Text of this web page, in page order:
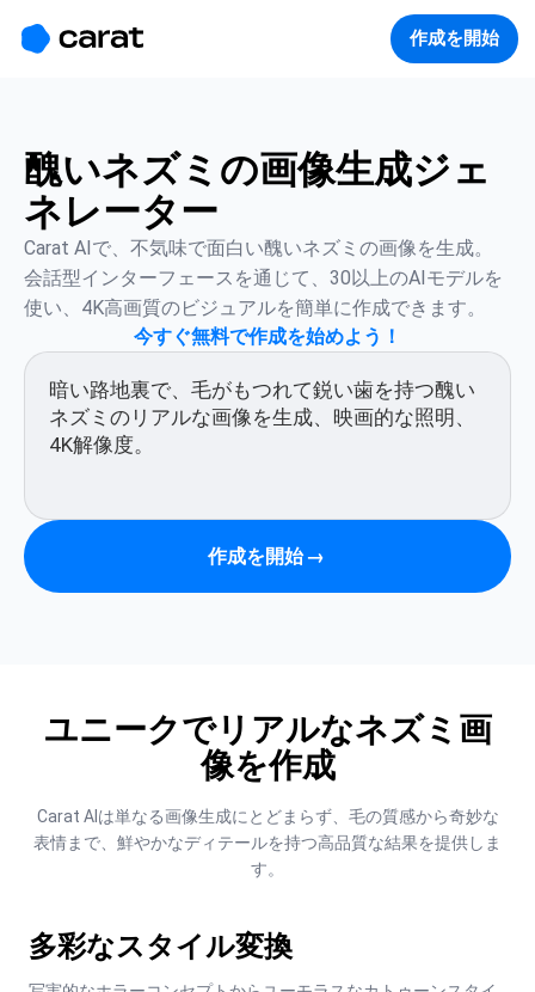
作成を開始
醜いネズミの画像生成ジェ
ネレーター
Carat AIで、不気味で面白い醜いネズミの画像を生成。
会話型インターフェースを通じて、30以上のAIモデルを
使い、4K高画質のビジュアルを簡単に作成できます。
今すぐ無料で作成を始めよう！
作成を開始 →
ユニークでリアルなネズミ画
像を作成
Carat AIは単なる画像生成にとどまらず、毛の質感から奇妙な
表情まで、鮮やかなディテールを持つ高品質な結果を提供しま
す。
多彩なスタイル変換